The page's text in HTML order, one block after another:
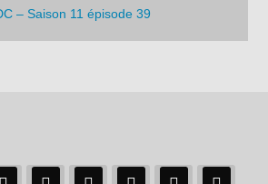
– Saison 11 épisode 39